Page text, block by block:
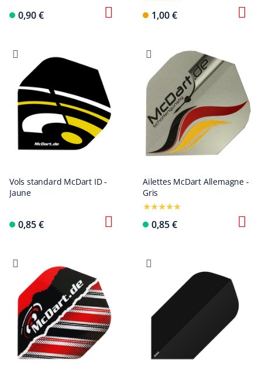
0,90 € 1,00 €
Vols standard McDart ID -
Jaune
0,85 €
Ailettes McDart Allemagne -
Gris
0,85 €